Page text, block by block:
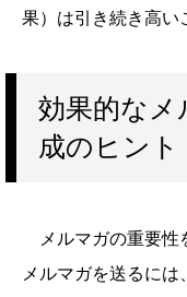
果）は引き続き高い
効果的なメ
成のヒント
メルマガの重要性
メルマガを送るに